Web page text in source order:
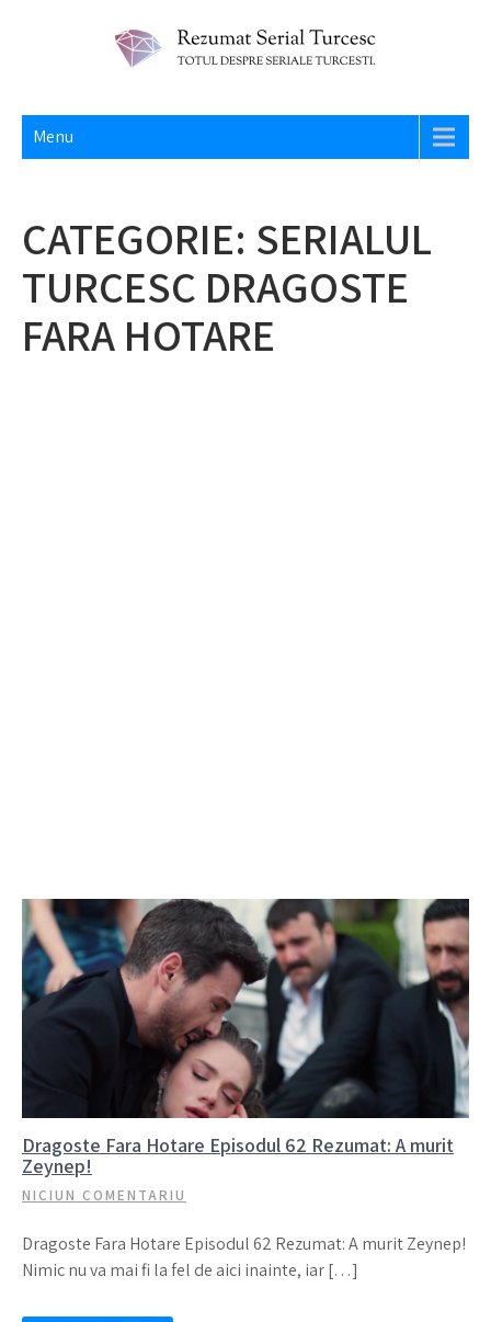
REZUMAT SERIAL TURCESC
Menu
CATEGORIE: SERIALUL
TURCESC DRAGOSTE
FARA HOTARE
Dragoste Fara Hotare Episodul 62 Rezumat: A murit
Zeynep!
NICIUN COMENTARIU
Dragoste Fara Hotare Episodul 62 Rezumat: A murit Zeynep!
Nimic nu va mai fi la fel de aici inainte, iar […]